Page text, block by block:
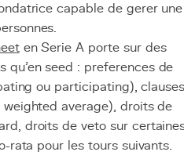
capable de gerer une
en Serie A porte sur des
qu'en seed : preferences de
ou participating),
average), droits de
droits de veto sur
rata pour les tours suivants.